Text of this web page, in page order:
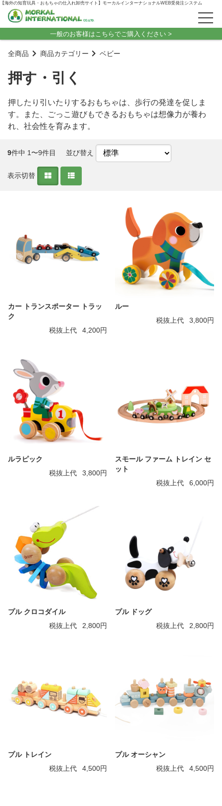
【海外の知育玩具・おもちゃの仕入れ卸売サイト】モーカルインターナショナルWEB受発注システム
一般のお客様はこちらでご購入ください >
全商品 商品カテゴリー ベビー
押す・引く
押したり引いたりするおもちゃは、歩行の発達を促しま
す。また、ごっこ遊びもできるおもちゃは想像力が養わ
れ、社会性を育みます。
9件中 1〜9件目 並び替え
表示切替
カー トランスポーター トラッ
ク
税抜上代
4,200円
ルー
税抜上代
3,800円
ルラピック
税抜上代
3,800円
スモール ファーム トレイン セ
ット
税抜上代
6,000円
プル クロコダイル
税抜上代
2,800円
プル ドッグ
税抜上代
2,800円
プル トレイン
税抜上代
4,500円
プル オーシャン
税抜上代
4,500円